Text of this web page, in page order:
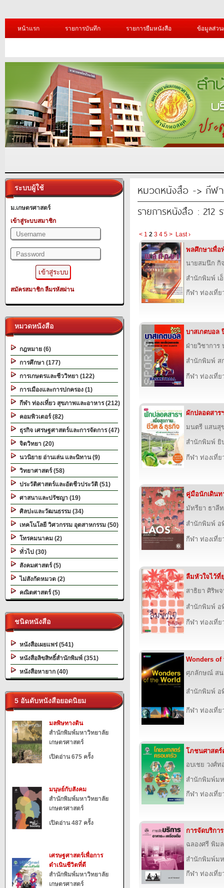
หน้าแรก รายการบันทึก รายการยืมหนังสือ ข้อมูลส่ว
ระบบผู้ใช้
ม.เกษตรศาสตร์
เข้าสู่ระบบสมาชิก
สมัครสมาชิก ลืมรหัสผ่าน
หมวดหนังสือ
กฎหมาย (6)
การศึกษา (177)
การเกษตรและชีววิทยา (122)
การเมืองและการปกครอง (1)
กีฬา ท่องเที่ยว สุขภาพและอาหาร (212)
คอมพิวเตอร์ (82)
ธุรกิจ เศรษฐศาสตร์และการจัดการ (47)
จิตวิทยา (20)
นวนิยาย อ่านเล่น และนิทาน (9)
วิทยาศาสตร์ (58)
ประวัติศาสตร์และอัตชีวประวัติ (51)
ศาสนาและปรัชญา (19)
ศิลปะและวัฒนธรรม (34)
เทคโนโลยี วิศวกรรม อุตสาหกรรม (50)
โทรคมนาคม (2)
ทั่วไป (30)
สังคมศาสตร์ (5)
ไม่สังกัดหมวด (2)
คณิตศาสตร์ (5)
ชนิดหนังสือ
หนังสือเผยแพร่ (541)
หนังสือลิขสิทธิ์สำนักพิมพ์ (351)
หนังสือหายาก (40)
5 อันดับหนังสือยอดนิยม
มลพิษทางดิน
สำนักพิมพ์มหาวิทยาลัย
เกษตรศาสตร์
เปิดอ่าน 675 ครั้ง
มนุษย์กับสังคม
สำนักพิมพ์มหาวิทยาลัย
เกษตรศาสตร์
เปิดอ่าน 487 ครั้ง
เศรษฐศาสตร์เพื่อการ
ดำเนินชีวิตที่ดี
สำนักพิมพ์มหาวิทยาลัย
เกษตรศาสตร์
หมวดหนังสือ -> กีฬา
รายการหนังสือ : 212
< 1 2 3 4 5 > Last ›
พลศึกษาเพื่
นายสมนึก กิ
สำนักพิมพ์ เ
กีฬา ท่องเที่
บาสเกตบอล
ฝ่ายวิชาการ
สำนักพิมพ์ ส
กีฬา ท่องเที่
ผักปลอดสาร
มนตรี แสนสุ
สำนักพิมพ์ ยิ
กีฬา ท่องเที่
คู่มือนักเดินท
มัทรียา ธาลี
สำนักพิมพ์ อ
กีฬา ท่องเที่
ลืมหัวใจไว้ที่
สาธิยา ศิริพ
สำนักพิมพ์ อ
กีฬา ท่องเที่
Wonders of
ศุภลักษณ์ ส
สำนักพิมพ์ อ
กีฬา ท่องเที่
โภชนศาสตร์
อบเชย วงศ์ท
สำนักพิมพ์มห
กีฬา ท่องเที่
การจัดบริกา
ฉลองศรี พิม
สำนักพิมพ์มห
กีฬา ท่องเที่